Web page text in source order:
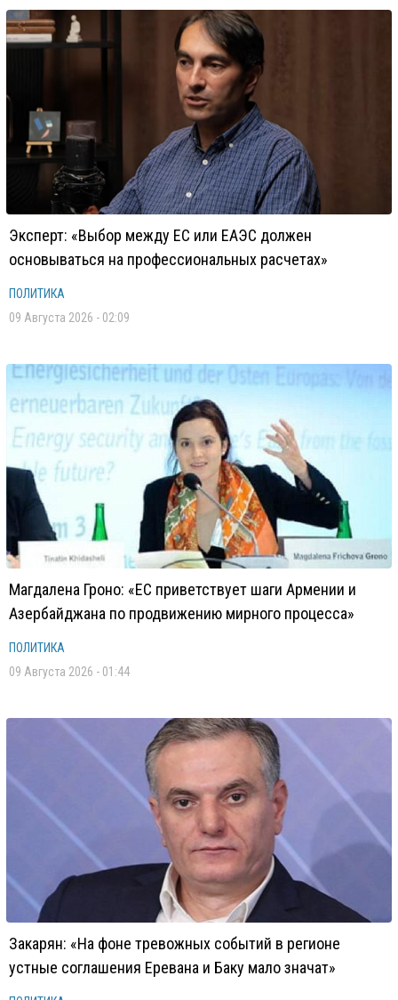
Эксперт: «Выбор между ЕС или ЕАЭС должен
основываться на профессиональных расчетах»
ПОЛИТИКА
09 Августа 2026 - 02:09
Магдалена Гроно: «ЕС приветствует шаги Армении и
Азербайджана по продвижению мирного процесса»
ПОЛИТИКА
09 Августа 2026 - 01:44
Закарян: «На фоне тревожных событий в регионе
устные соглашения Еревана и Баку мало значат»